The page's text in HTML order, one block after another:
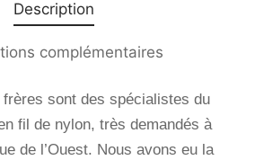
Description
complémentaires
sont des spécialistes du
fil de nylon, très demandés à
de l’Ouest. Nous avons eu la